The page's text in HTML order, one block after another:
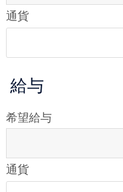
通貨
給与
希望給与
通貨